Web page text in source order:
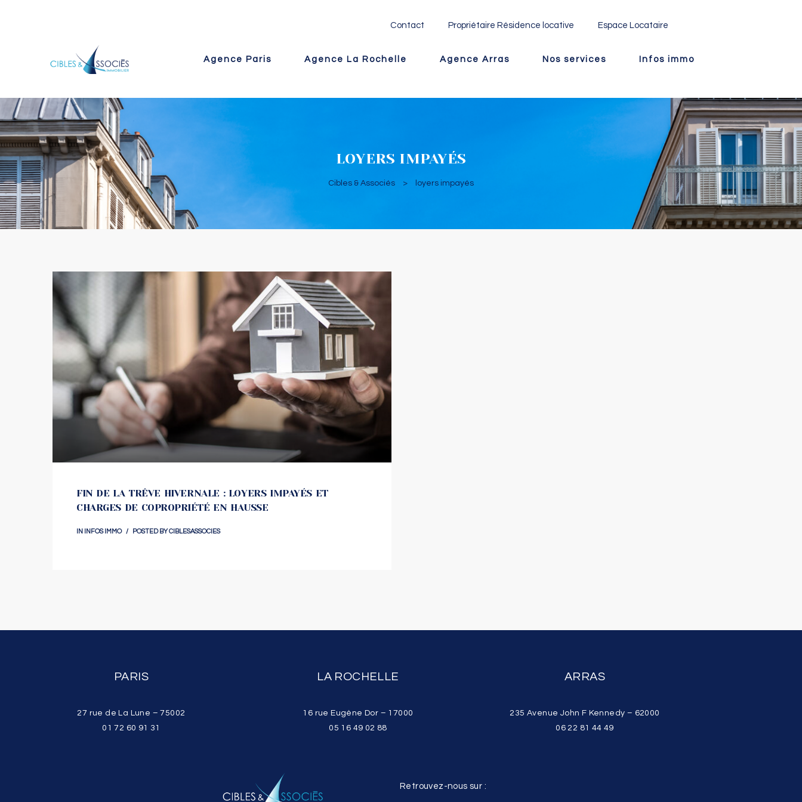
Contact Propriétaire Résidence locative Espace Locataire
Agence Paris Agence La Rochelle Agence Arras Nos services Infos immo
LOYERS IMPAYÉS
Cibles & Associés > loyers impayés
FIN DE LA TRÊVE HIVERNALE : LOYERS IMPAYÉS ET
CHARGES DE COPROPRIÉTÉ EN HAUSSE
IN INFOS IMMO POSTED BYCIBLESASSOCIES
PARIS
27 rue de La Lune – 75002
01 72 60 91 31
LA ROCHELLE
16 rue Eugène Dor – 17000
05 16 49 02 88
ARRAS
235 Avenue John F Kennedy – 62000
06 22 81 44 49
Retrouvez-nous sur :
Paris